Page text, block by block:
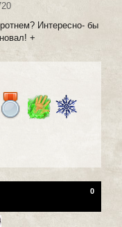
Интересно- бы
+
0